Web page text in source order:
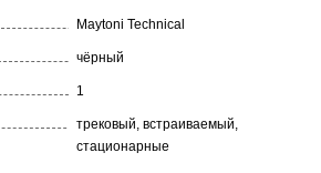
Maytoni Technical
чёрный
1
трековый, встраиваемый,
стационарные